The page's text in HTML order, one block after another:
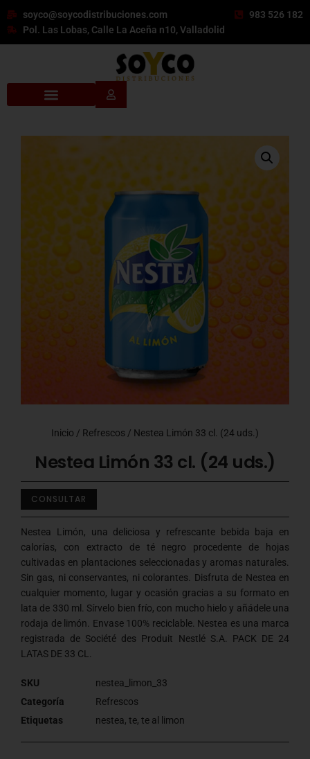
soyco@soycodistribuciones.com
983 526 182
Pol. Las Lobas, Calle La Aceña n10, Valladolid
Inicio / Refrescos / Nestea Limón 33 cl. (24 uds.)
Nestea Limón 33 cl. (24 uds.)
CONSULTAR
Nestea Limón, una deliciosa y refrescante bebida baja en
calorías, con extracto de té negro procedente de hojas
cultivadas en plantaciones seleccionadas y aromas naturales.
Sin gas, ni conservantes, ni colorantes. Disfruta de Nestea en
cualquier momento, lugar y ocasión gracias a su formato en
lata de 330 ml. Sírvelo bien frío, con mucho hielo y añádele una
rodaja de limón. Envase 100% reciclable. Nestea es una marca
registrada de Société des Produit Nestlé S.A. PACK DE 24
LATAS DE 33 CL.
SKU
nestea_limon_33
Categoría
Refrescos
Etiquetas
nestea, te, te al limon